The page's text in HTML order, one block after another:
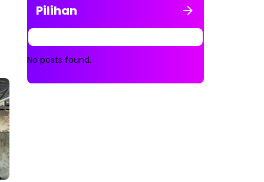
Pilihan
No posts found.